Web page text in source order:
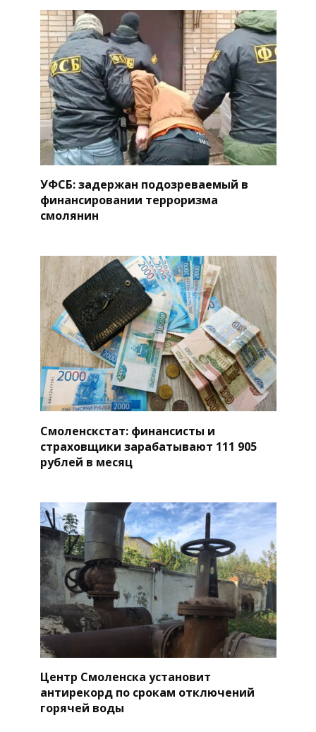
УФСБ: задержан подозреваемый в
финансировании терроризма
смолянин
Смоленскстат: финансисты и
страховщики зарабатывают 111 905
рублей в месяц
Центр Смоленска установит
антирекорд по срокам отключений
горячей воды